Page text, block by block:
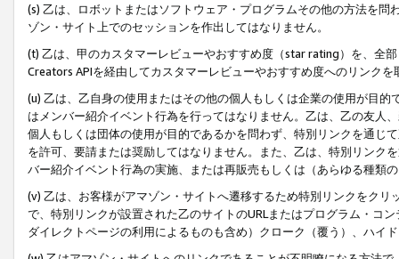
(s) 乙は、ロボットまたはソフトウェア・プログラムその他の方法を
ゾン・サイト上でのセッションを作出してはなりません。
(t) 乙は、甲のカスタマーレビューやおすすめ度（star rating）を、全
Creators APIを経由してカスタマーレビューやおすすめ度へのリンクを
(u) 乙は、乙自身の使用またはその他の個人もしくは企業の使用が目
はメンバー紹介イベント行為を行ってはなりません。乙は、乙の友人
個人もしくは団体の使用が目的であるかを問わず、特別リンクを通じ
を許可、要請または奨励してはなりません。また、乙は、特別リンク
バー紹介イベント行為の実施、または再販売もしくは（あらゆる種類
(v) 乙は、お客様がアマゾン・サイトへ遷移するため特別リンクをク
で、特別リンクが設置された乙のサイトのURLまたはプログラム・コ
ダイレクトページの利用によるものも含め）クローク（覆う）、ハイ